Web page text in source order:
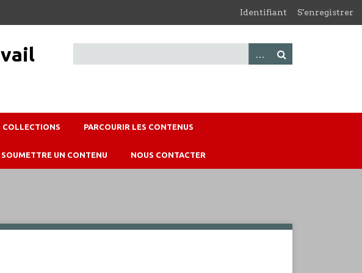
Identifiant S'enregistrer
COLLECTIONS PARCOURIR LES CONTENUS
SOUMETTRE UN CONTENU NOUS CONTACTER